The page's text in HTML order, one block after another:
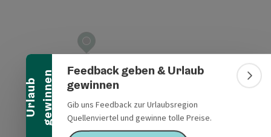
U
r
l
a
u
b
g
e
w
i
n
n
e n
Banner einklappen
Feedback geben & Urlaub
gewinnen
Gib uns Feedback zur Urlaubsregion
Quellenviertel und gewinne tolle Preise.